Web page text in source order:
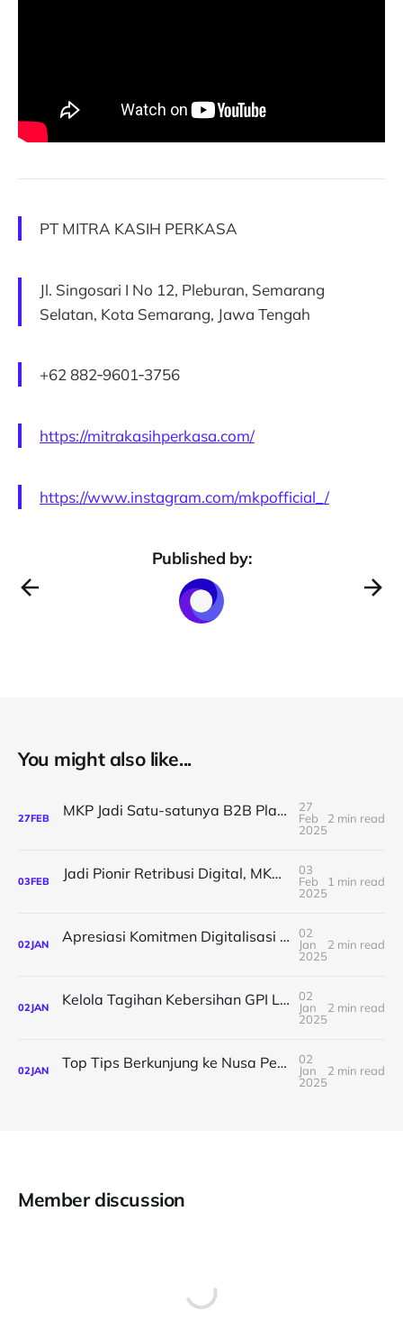
PT MITRA KASIH PERKASA
Jl. Singosari I No 12, Pleburan, Semarang
Selatan, Kota Semarang, Jawa Tengah
‪+62 882‑9601‑3756‬
https://mitrakasihperkasa.com/
https://www.instagram.com/mkpofficial_/
Published by:
You might also like...
27FEB MKP Jadi Satu-satunya B2B Platform Terpercaya ASITA untuk Digitalisasi Pariwisata Bali
27
Feb
2025
2 min read
03FEB Jadi Pionir Retribusi Digital, MKP Permudah Pedagang dengan Pembayaran Digital dan Gelar Undian Menarik
03
Feb
2025
1 min read
02JAN Apresiasi Komitmen Digitalisasi Pelabuhan dari Para Agen Perusahaan Kapal, MKP Gelar Acara Gala Dinner & Awarding 2024
02
Jan
2025
2 min read
02JAN Kelola Tagihan Kebersihan GPI Lebih Mudah dengan Sistem E-Retribusi
02
Jan
2025
2 min read
02JAN Top Tips Berkunjung ke Nusa Penida, Bisa Beli Tiket Ferry Hanya Dalam Satu Layar!
02
Jan
2025
2 min read
Member discussion